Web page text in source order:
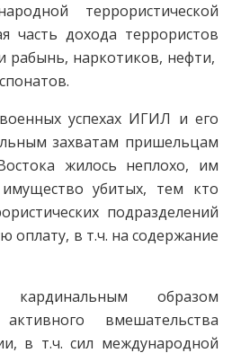
террористической
часть дохода террористов
рабынь, наркотиков, нефти,
успехах ИГИЛ и его
захватам пришельцам
жилось неплохо, им
убитых, тем кто
подразделений
оплату, в т.ч. на содержание
образом
вмешательства
в т.ч. сил международной